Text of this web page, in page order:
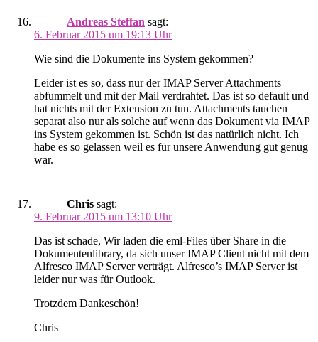
Andreas Steffan sagt:
6. Februar 2015 um 19:13 Uhr
Wie sind die Dokumente ins System gekommen?
Leider ist es so, dass nur der IMAP Server Attachments
abfummelt und mit der Mail verdrahtet. Das ist so default und
hat nichts mit der Extension zu tun. Attachments tauchen
separat also nur als solche auf wenn das Dokument via IMAP
ins System gekommen ist. Schön ist das natürlich nicht. Ich
habe es so gelassen weil es für unsere Anwendung gut genug
war.
Chris sagt:
9. Februar 2015 um 13:10 Uhr
Das ist schade, Wir laden die eml-Files über Share in die
Dokumentenlibrary, da sich unser IMAP Client nicht mit dem
Alfresco IMAP Server verträgt. Alfresco’s IMAP Server ist
leider nur was für Outlook.
Trotzdem Dankeschön!
Chris